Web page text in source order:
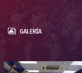
Femenino
plusicon
más
Barça Atlètic
plusicon
más
LABEL.ARIA.GALLERY
GALERÍA
FC Barcelona club badge